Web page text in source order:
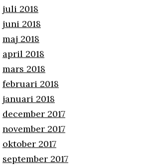
juli 2018
juni 2018
maj 2018
april 2018
mars 2018
februari 2018
januari 2018
december 2017
november 2017
oktober 2017
september 2017